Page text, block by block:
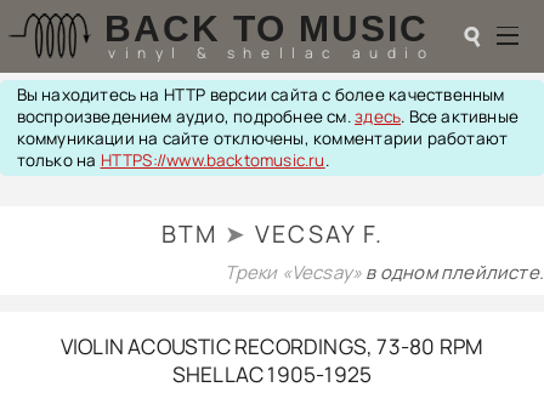
BACK TO MUSIC
vinyl & shellac audio ☌
☌
МУЗЫКА
HI-FI PLAYERS
Вы находитесь на HTTP версии сайта с более качественным
воспроизведением аудио, подробнее см.здесь. Все активные
коммуникации на сайте отключены, комментарии работают
только на HTTPS://www.backtomusic.ru.
BTM ➤ VECSAY F.
Треки «Vecsay»в одном плейлисте.
VIOLIN ACOUSTIC RECORDINGS, 73-80 RPM
SHELLAC 1905-1925